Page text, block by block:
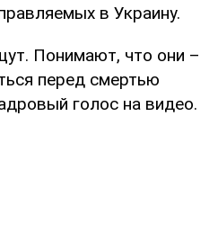
в Украину.
Понимают, что они –
перед смертью
голос на видео.